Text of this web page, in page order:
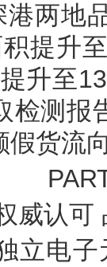
两地
提升
升至
检测报
假货流
威认可
立电